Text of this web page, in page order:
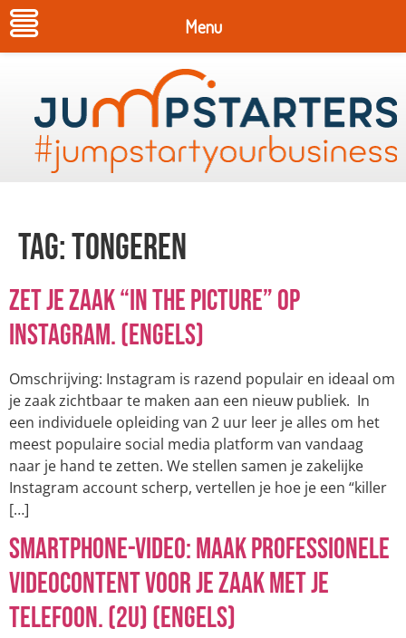
Tag:Tongeren
Zet je zaak “in the picture” op
Instagram. (Engels)
Omschrijving: Instagram is razend populair en ideaal om
je zaak zichtbaar te maken aan een nieuw publiek. In
een individuele opleiding van 2 uur leer je alles om het
meest populaire social media platform van vandaag
naar je hand te zetten. We stellen samen je zakelijke
Instagram account scherp, vertellen je hoe je een “killer
[…]
Smartphone-video: Maak professionele
videocontent voor je zaak met je
telefoon. (2u) (Engels)
Menu